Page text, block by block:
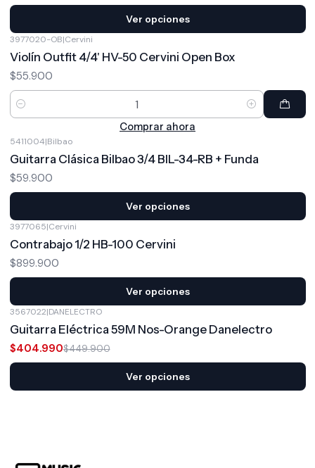
Ver opciones
3977020-OB|Cervini
Violín Outfit 4/4' HV-50 Cervini Open Box
$55.900
Cantidad
Comprar ahora
5411004|Bilbao
Guitarra Clásica Bilbao 3/4 BIL-34-RB + Funda
$59.900
Ver opciones
3977065|Cervini
Contrabajo 1/2 HB-100 Cervini
$899.900
Ver opciones
3567022|DANELECTRO
Guitarra Eléctrica 59M Nos-Orange Danelectro
$404.990$449.900
Ver opciones